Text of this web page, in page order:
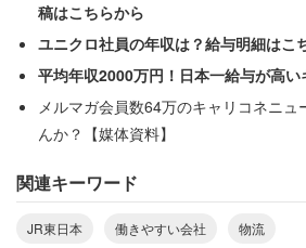
2017年度実績で時間外勤務の平均は
からは、人身事故や災害などの輸送
基本的には残業や休日出勤なども少
がつき、寮や社宅などの福利厚生が
える。労働時間や休日の満足度など
している。
稿はこちらから
ユニクロ社員の年収は？給与明細はこ
平均年収2000万円！日本一給与が高い
メルマガ会員数64万のキャリコネニュ
んか？【媒体資料】
関連キーワード
JR東日本 働きやすい会社 物流